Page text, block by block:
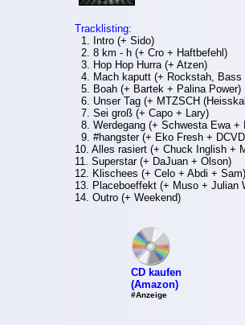
Tracklisting:
1. Intro (+ Sido)
2. 8 km - h (+ Cro + Haftbefehl)
3. Hop Hop Hurra (+ Atzen)
4. Mach kaputt (+ Rockstah, Bass
5. Boah (+ Bartek + Palina Power)
6. Unser Tag (+ MTZSCH
7. Sei groß (+ Capo + Lary)
8. Werdegang (+ Schwesta Ewa +
9. #hangster (+ Eko Fresh +
10. Alles rasiert (+ Chuck Inglish +
11. Superstar (+ DaJuan + Olson)
12. Klischees (+ Celo + Abdi + Sam)
13. Placeboeffekt (+ Muso + Julian
14. Outro (+ Weekend)
CD kaufen
(Amazon)
#Anzeige